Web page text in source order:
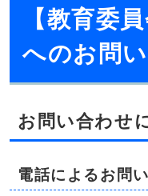
【教育委
へのお問
お問い合わせ
電話によるお問